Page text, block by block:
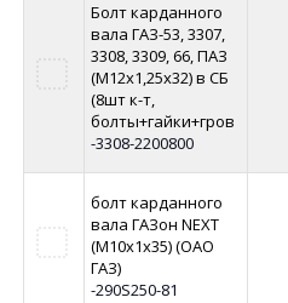
Болт карданного
вала ГАЗ-53, 3307,
3308, 3309, 66, ПАЗ
(М12х1,25х32) в СБ
(8шт к-т,
болты+гайки+гров
-3308-2200800
болт карданного
вала ГАЗон NEXT
(М10х1х35) (ОАО
ГАЗ)
-290S250-81